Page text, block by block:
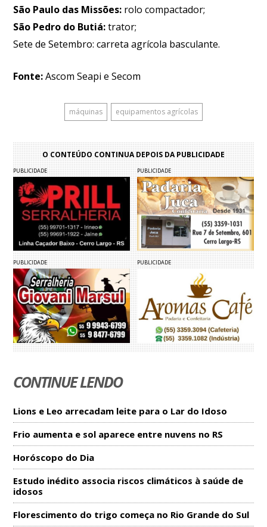
São Paulo das Missões: rolo compactador;
São Pedro do Butiá:trator;
Sete de Setembro: carreta agrícola basculante.
Fonte:Ascom Seapi e Secom
máquinas equipamentos agrícolas
O CONTEÚDO CONTINUA DEPOIS DA PUBLICIDADE
PUBLICIDADE PUBLICIDADE
PUBLICIDADE PUBLICIDADE
CONTINUE LENDO
Lions e Leo arrecadam leite para o Lar do Idoso
Frio aumenta e sol aparece entre nuvens no RS
Horóscopo do Dia
Estudo inédito associa riscos climáticos à saúde de
idosos
Florescimento do trigo começa no Rio Grande do Sul